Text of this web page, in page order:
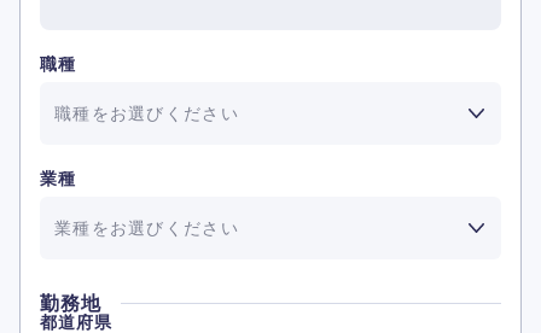
職種
職種をお選びください
業種
業種をお選びください
勤務地
都道府県